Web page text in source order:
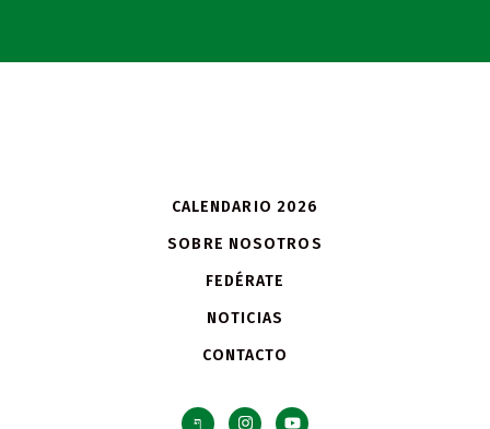
CALENDARIO 2026
SOBRE NOSOTROS
FEDÉRATE
NOTICIAS
CONTACTO